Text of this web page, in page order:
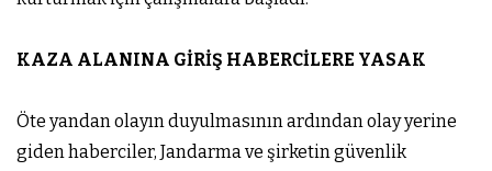
KAZA ALANINA GİRİŞ HABERCİLERE YASAK
Öte yandan olayın duyulmasının ardından olay yerine
giden haberciler, Jandarma ve şirketin güvenlik